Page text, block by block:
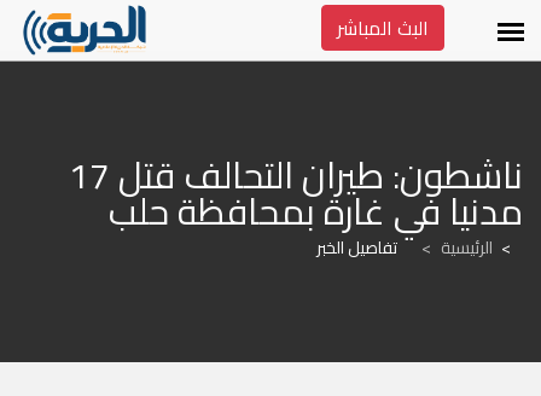
البث المباشر
مدنيا في غارة بمحافظة حلب
الرئيسية > تفاصيل الخبر